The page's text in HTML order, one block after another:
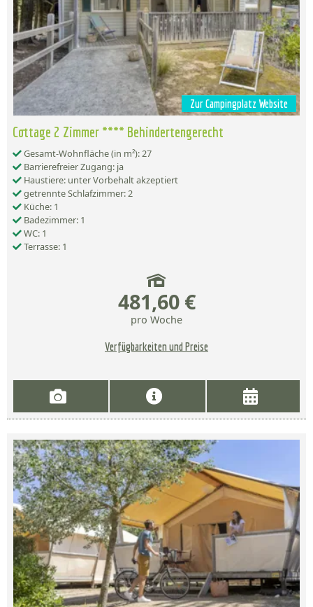
Zur Campingplatz Website
Cottage 2 Zimmer **** Behindertengerecht
Gesamt-Wohnfläche (in m²): 27
Barrierefreier Zugang: ja
Haustiere: unter Vorbehalt akzeptiert
getrennte Schlafzimmer: 2
Küche: 1
Badezimmer: 1
WC: 1
Terrasse: 1
481,60 €
pro Woche
Verfügbarkeiten und Preise